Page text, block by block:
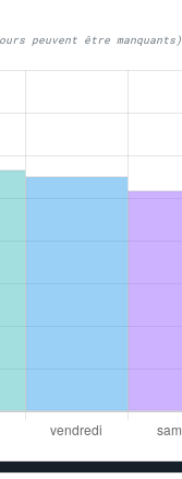
peuvent être manquants)